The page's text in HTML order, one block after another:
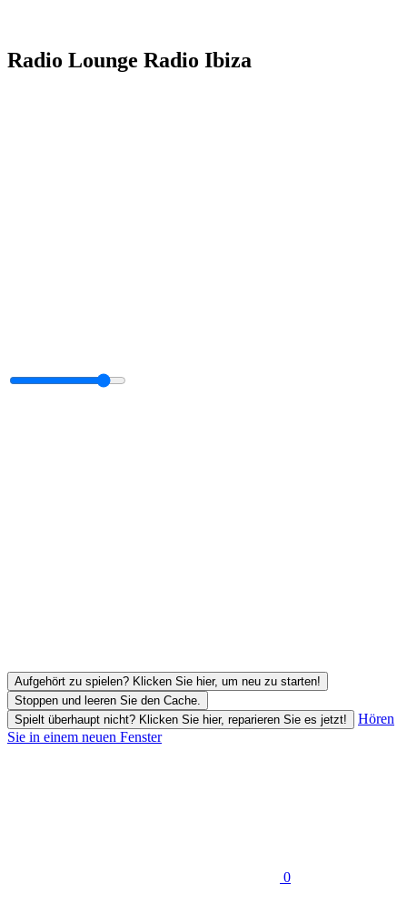
Radio Lounge Radio Ibiza
Aufgehört zu spielen? Klicken Sie hier, um neu zu starten!
Stoppen und leeren Sie den Cache.
Spielt überhaupt nicht? Klicken Sie hier, reparieren Sie es jetzt!
Hören
Sie in einem neuen Fenster
0